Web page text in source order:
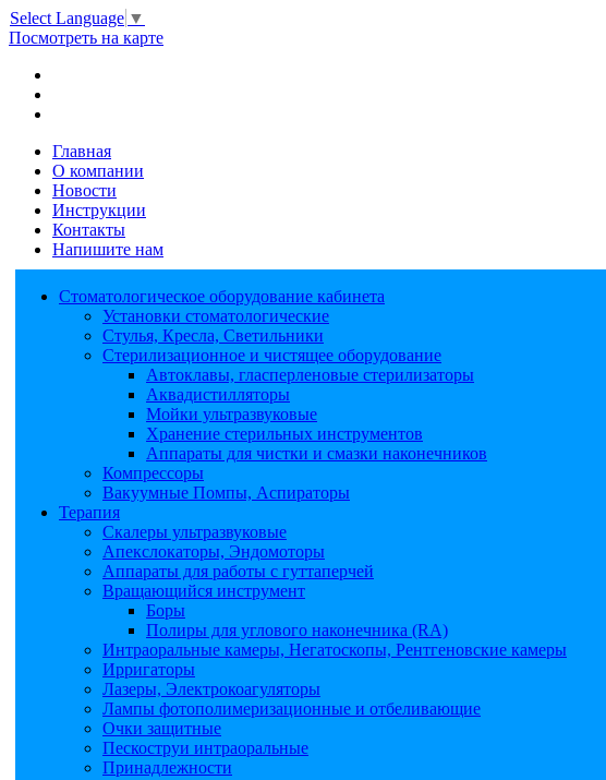
Select Language ▼
Посмотреть на карте
Главная
О компании
Новости
Инструкции
Контакты
Напишите нам
Стоматологическое оборудование кабинета
Установки стоматологические
Стулья, Кресла, Светильники
Стерилизационное и чистящее оборудование
Автоклавы, гласперленовые стерилизаторы
Аквадистилляторы
Мойки ультразвуковые
Хранение стерильных инструментов
Аппараты для чистки и смазки наконечников
Компрессоры
Вакуумные Помпы, Аспираторы
Терапия
Скалеры ультразвуковые
Апекслокаторы, Эндомоторы
Аппараты для работы с гуттаперчей
Вращающийся инструмент
Боры
Полиры для углового наконечника (RA)
Интраоральные камеры, Негатоскопы, Рентгеновские камеры
Ирригаторы
Лазеры, Электрокоагуляторы
Лампы фотополимеризационные и отбеливающие
Очки защитные
Пескоструи интраоральные
Принадлежности